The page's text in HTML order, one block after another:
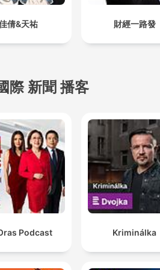
倩&天祐 財經一路發
際 新聞 播客
Podcast Kriminálka